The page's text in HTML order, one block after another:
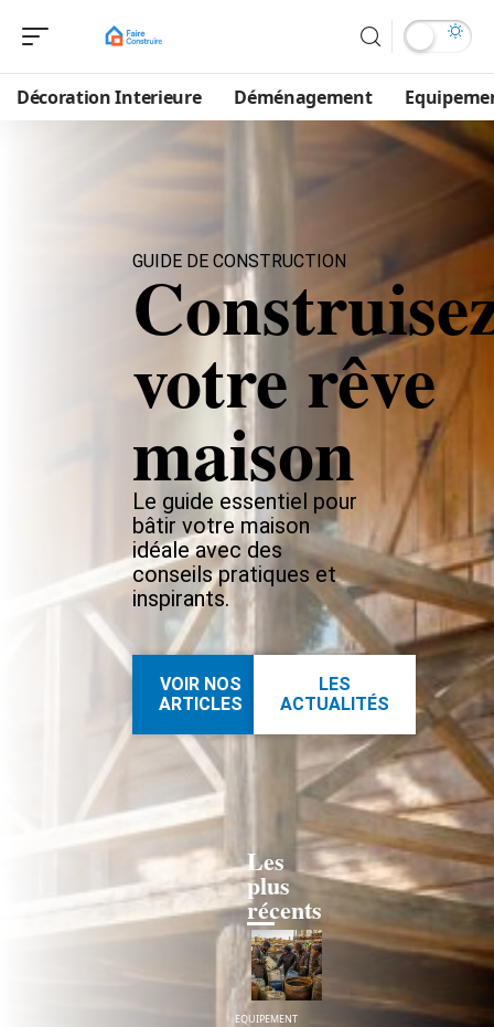
Décoration Interieure Déménagement
GUIDE DE CONSTRUCTION
votre rêve
maison
Le guide essentiel pour
bâtir votre maison
idéale avec des
conseils pratiques et
inspirants.
VOIR NOS
ARTICLES
LES
ACTUALITÉS
Les
plus
récents
EQUIPEMENT